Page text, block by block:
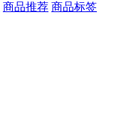
商品推荐 商品标签